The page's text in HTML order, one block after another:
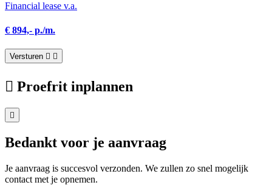
Financial lease v.a.
€ 894,- p./m.
Versturen
Proefrit inplannen
Bedankt voor je aanvraag
Je aanvraag is succesvol verzonden. We zullen zo snel mogelijk
contact met je opnemen.